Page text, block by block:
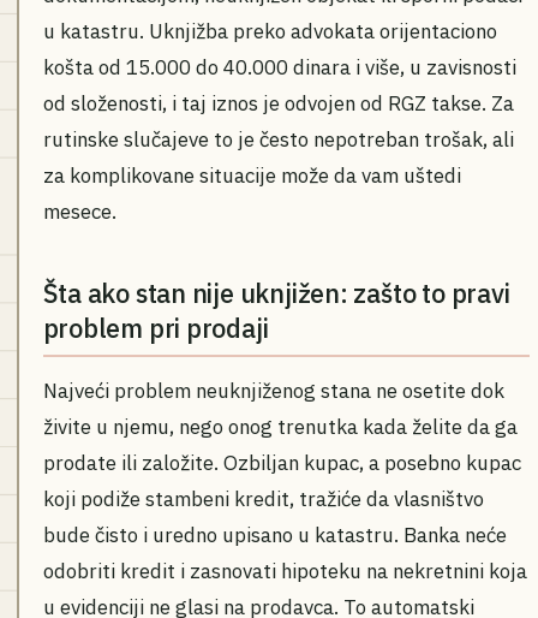
u katastru. Uknjižba preko advokata orijentaciono
košta od 15.000 do 40.000 dinara i više, u zavisnosti
od složenosti, i taj iznos je odvojen od RGZ takse. Za
rutinske slučajeve to je često nepotreban trošak, ali
za komplikovane situacije može da vam uštedi
mesece.
Šta ako stan nije uknjižen: zašto to pravi
problem pri prodaji
Najveći problem neuknjiženog stana ne osetite dok
živite u njemu, nego onog trenutka kada želite da ga
prodate ili založite. Ozbiljan kupac, a posebno kupac
koji podiže stambeni kredit, tražiće da vlasništvo
bude čisto i uredno upisano u katastru. Banka neće
odobriti kredit i zasnovati hipoteku na nekretnini koja
u evidenciji ne glasi na prodavca. To automatski